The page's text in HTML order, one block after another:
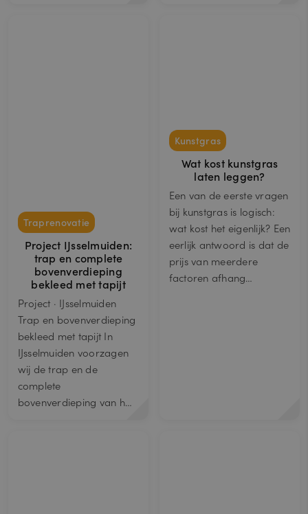
Traprenovatie
Project IJsselmuiden:
trap en complete
bovenverdieping
bekleed met tapijt
Project · IJsselmuiden
Trap en bovenverdieping
bekleed met tapijt In
IJsselmuiden voorzagen
wij de trap en de
complete
bovenverdieping van h…
Kunstgras
Wat kost kunstgras
laten leggen?
Een van de eerste vragen
bij kunstgras is logisch:
wat kost het eigenlijk? Een
eerlijk antwoord is dat de
prijs van meerdere
factoren afhang…